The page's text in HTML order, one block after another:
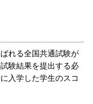
れる全国共通試験が
験結果を提出する必
入学した学生のスコ